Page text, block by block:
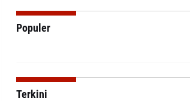
Populer
Terkini